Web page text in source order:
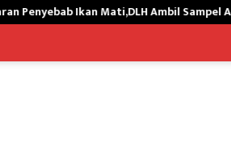
Ambil Sampel Air Kali Way Ratai